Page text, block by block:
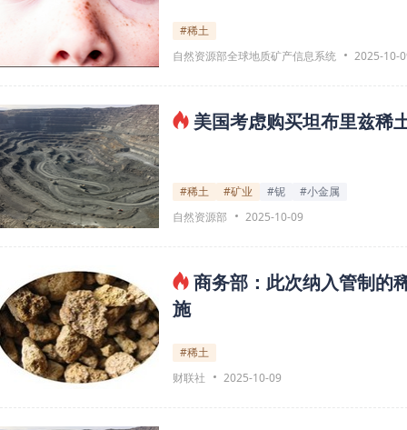
#稀土
自然资源部全球地质矿产信息系统
2025-10-
美国考虑购买坦布里兹稀
#稀土 #矿业 #铌
#小金属
自然资源部
2025-10-09
商务部：此次纳入管制的
施
#稀土
财联社
2025-10-09